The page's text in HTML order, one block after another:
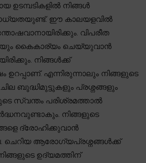
ഉടമ്പടികളിൽ നിങ്ങൾ
ഈ കാലയളവിൽ
വിപരീത
കൈകാര്യം ചെയ്യുവാൻ
നിങ്ങൾക്ക്
എന്നിരുന്നാലും നിങ്ങളുടെ
ബുദ്ധിമുട്ടുകളും പ്രശ്നങ്ങളും
സ്വന്തം പരിശ്രമത്താൽ
നിങ്ങളുടെ
ദ്രോഹിക്കുവാൻ
ചെറിയ ആരോഗ്യപ്രശ്നങ്ങൾക്ക്
ഉദ്യമത്തിന്